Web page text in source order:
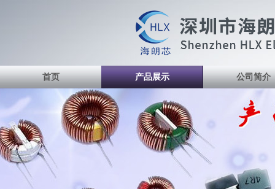
首页 产品展示 公司简介